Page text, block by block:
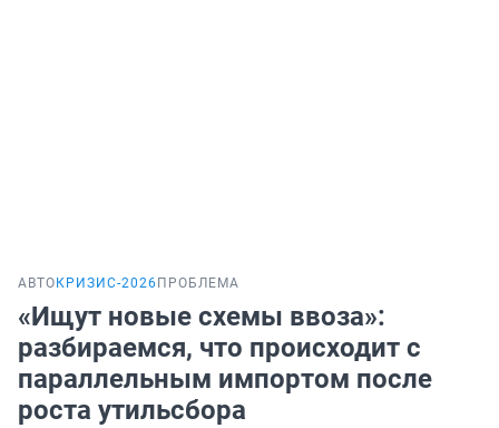
АВТО КРИЗИС-2026 ПРОБЛЕМА
«Ищут новые схемы ввоза»:
разбираемся, что происходит с
параллельным импортом после
роста утильсбора